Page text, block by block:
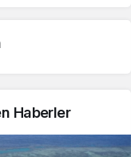
Haberler